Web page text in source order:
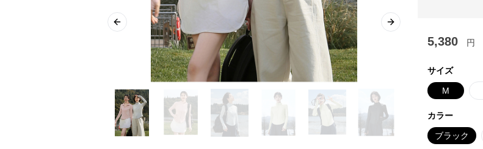
Previous slide Next slide
5,380 円
サイズ
M
カラー
ブラック